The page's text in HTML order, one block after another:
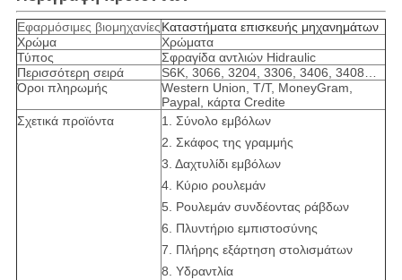
Εφαρμόσιμες βιομηχανίεςΚαταστήματα επισκευής μηχανημάτων
Χρώμα
Χρώματα
Τύπος
Σφραγίδα αντλιών Hidraulic
Περισσότερη σειρά
S6K, 3066, 3204, 3306, 3406, 3408…
Όροι πληρωμής
Western Union, T/T, MoneyGram,
Paypal, κάρτα Credite
Σχετικά προϊόντα
1. Σύνολο εμβόλων
2. Σκάφος της γραμμής
3. Δαχτυλίδι εμβόλων
4. Κύριο ρουλεμάν
5. Ρουλεμάν συνδέοντας ράβδων
6. Πλυντήριο εμπιστοσύνης
7. Πλήρης εξάρτηση στολισμάτων
8. Υδραντλία